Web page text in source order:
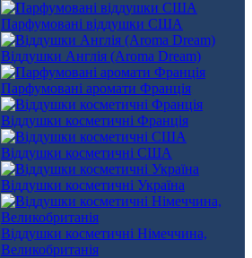
Парфумовані віддушки США
Віддушки Англія (Aroma Dream)
Парфумовані аромати Франція
Віддушки косметичні Франція
Віддушки косметичні США
Віддушки косметичні Україна
Віддушки косметичні Німеччина,
Великобританія